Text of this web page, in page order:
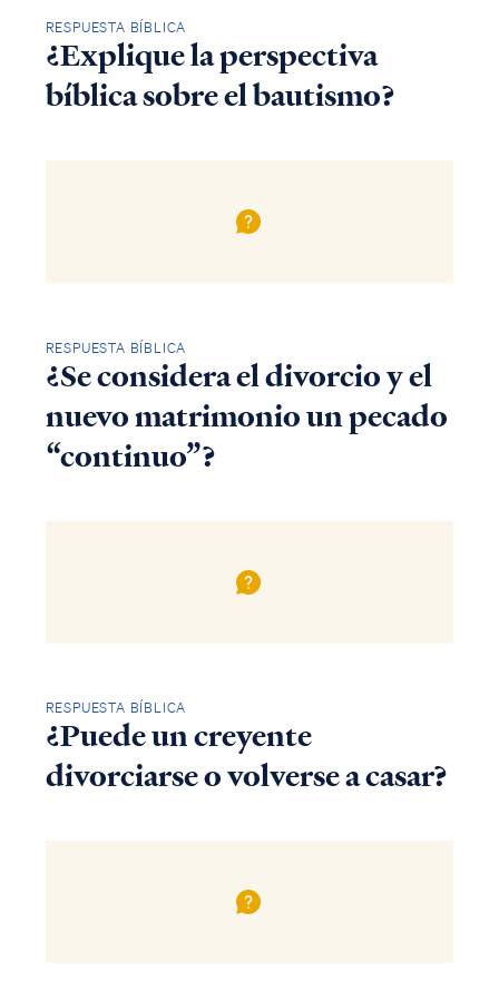
RESPUESTA BÍBLICA
¿Explique la perspectiva
bíblica sobre el bautismo?
RESPUESTA BÍBLICA
¿Se considera el divorcio y el
nuevo matrimonio un pecado
“continuo”?
RESPUESTA BÍBLICA
¿Puede un creyente
divorciarse o volverse a casar?